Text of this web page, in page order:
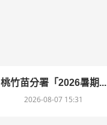
桃竹苗分署「2026暑期...
2026-08-07 15:31